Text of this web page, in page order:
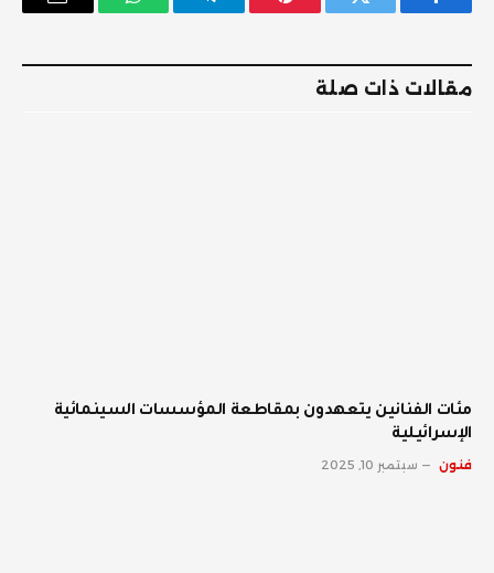
فيسبوك تويتر بينتيريستتيلقرام واتساب
البريد
مقالات ذات صلة
مئات الفنانين يتعهدون بمقاطعة المؤسسات السينمائية
الإسرائيلية
فنون سبتمبر 10, 2025